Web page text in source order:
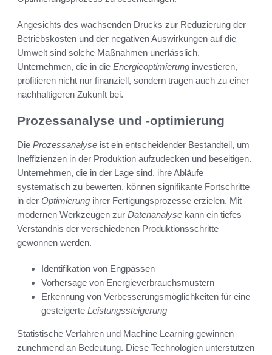
Angesichts des wachsenden Drucks zur Reduzierung der
Betriebskosten und der negativen Auswirkungen auf die
Umwelt sind solche Maßnahmen unerlässlich.
Unternehmen, die in die Energieoptimierung investieren,
profitieren nicht nur finanziell, sondern tragen auch zu einer
nachhaltigeren Zukunft bei.
Prozessanalyse und -optimierung
Die Prozessanalyse ist ein entscheidender Bestandteil, um
Ineffizienzen in der Produktion aufzudecken und beseitigen.
Unternehmen, die in der Lage sind, ihre Abläufe
systematisch zu bewerten, können signifikante Fortschritte
in der Optimierung ihrer Fertigungsprozesse erzielen. Mit
modernen Werkzeugen zur Datenanalyse kann ein tiefes
Verständnis der verschiedenen Produktionsschritte
gewonnen werden.
Identifikation von Engpässen
Vorhersage von Energieverbrauchsmustern
Erkennung von Verbesserungsmöglichkeiten für eine
gesteigerte Leistungssteigerung
Statistische Verfahren und Machine Learning gewinnen
zunehmend an Bedeutung. Diese Technologien unterstützen